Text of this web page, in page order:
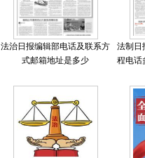
法治日报编辑部电话及联系方
式邮箱地址是多少
法制日
程电话